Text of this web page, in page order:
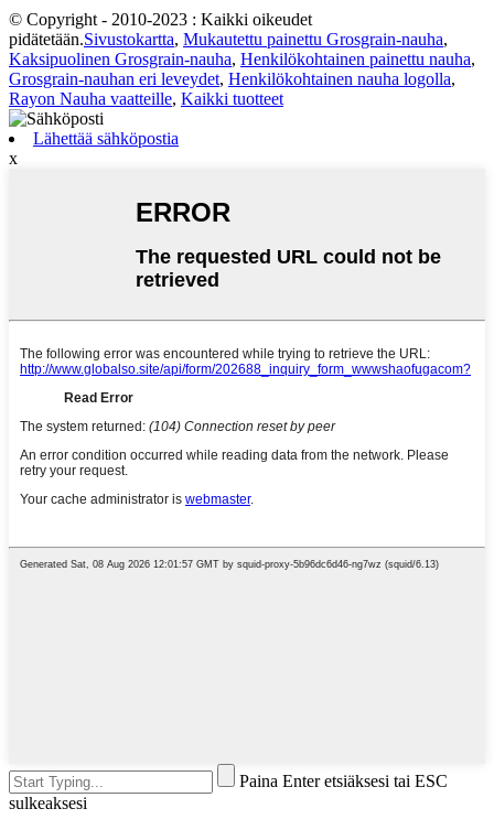
© Copyright - 2010-2023 : Kaikki oikeudet
pidätetään.Sivustokartta, Mukautettu painettu Grosgrain-nauha,
Kaksipuolinen Grosgrain-nauha, Henkilökohtainen painettu nauha,
Grosgrain-nauhan eri leveydet, Henkilökohtainen nauha logolla,
Rayon Nauha vaatteille, Kaikki tuotteet
Lähettää sähköpostia
x
Paina Enter etsiäksesi tai ESC
sulkeaksesi